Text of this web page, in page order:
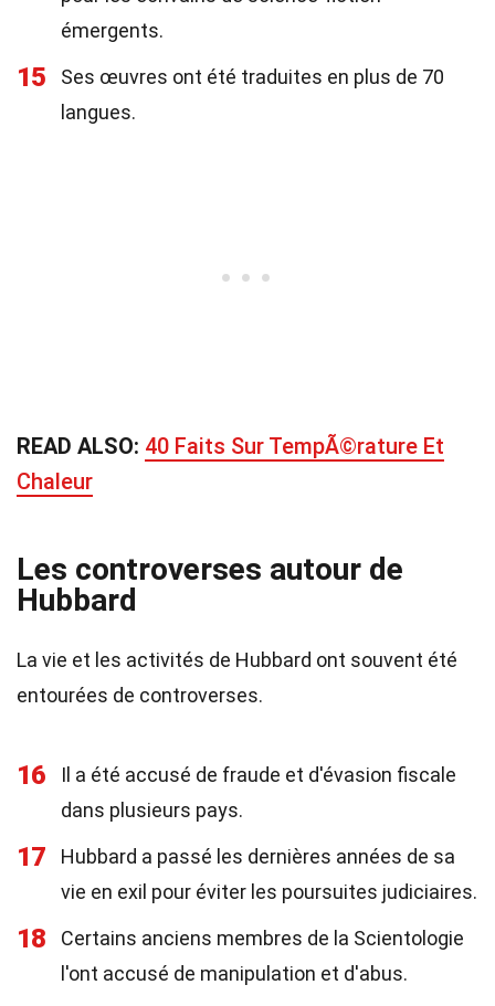
émergents.
15
Ses œuvres ont été traduites en plus de 70
langues.
READ ALSO: 40 Faits Sur TempÃ©rature Et
Chaleur
Les controverses autour de
Hubbard
La vie et les activités de Hubbard ont souvent été
entourées de controverses.
16
Il a été accusé de fraude et d'évasion fiscale
dans plusieurs pays.
17
Hubbard a passé les dernières années de sa
vie en exil pour éviter les poursuites judiciaires.
18
Certains anciens membres de la Scientologie
l'ont accusé de manipulation et d'abus.